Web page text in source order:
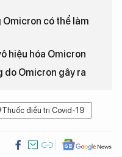
Omicron có thể làm
hiệu hóa Omicron
do Omicron gây ra
điều trị Covid-19